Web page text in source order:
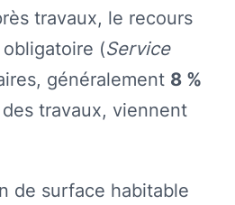
travaux, le recours
(Service
généralement 8 %
travaux, viennent
de surface habitable